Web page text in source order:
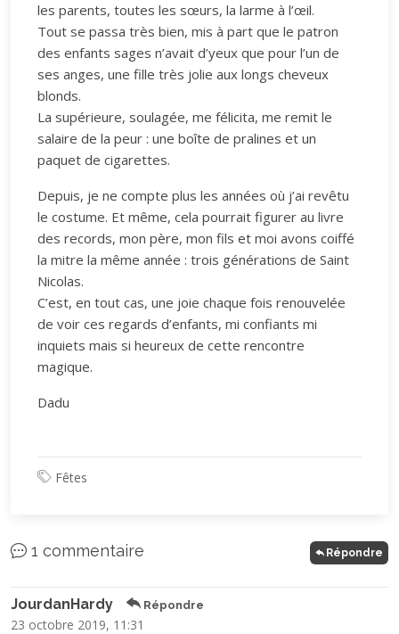
les parents, toutes les sœurs, la larme à l’œil.
Tout se passa très bien, mis à part que le patron
des enfants sages n’avait d’yeux que pour l’un de
ses anges, une fille très jolie aux longs cheveux
blonds.
La supérieure, soulagée, me félicita, me remit le
salaire de la peur : une boîte de pralines et un
paquet de cigarettes.
Depuis, je ne compte plus les années où j’ai revêtu
le costume. Et même, cela pourrait figurer au livre
des records, mon père, mon fils et moi avons coiffé
la mitre la même année : trois générations de Saint
Nicolas.
C’est, en tout cas, une joie chaque fois renouvelée
de voir ces regards d’enfants, mi confiants mi
inquiets mais si heureux de cette rencontre
magique.
Dadu
Fêtes
1 commentaire Répondre
JourdanHardy Répondre
23 octobre 2019, 11:31